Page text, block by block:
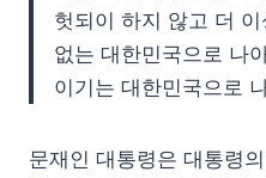
헛되이 하지 않고 더
없는 대한민국으로 나
이기는 대한민국으로
문재인 대통령은 대통령